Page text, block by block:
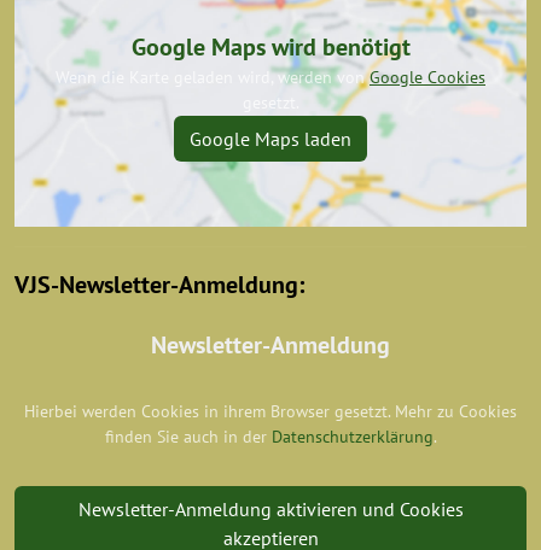
Google Maps wird benötigt
Wenn die Karte geladen wird, werden vonGoogle Cookies
gesetzt.
Google Maps laden
VJS-Newsletter-Anmeldung:
Newsletter-Anmeldung
Hierbei werden Cookies in ihrem Browser gesetzt. Mehr zu Cookies
finden Sie auch in der Datenschutzerklärung.
Newsletter-Anmeldung aktivieren und Cookies
akzeptieren